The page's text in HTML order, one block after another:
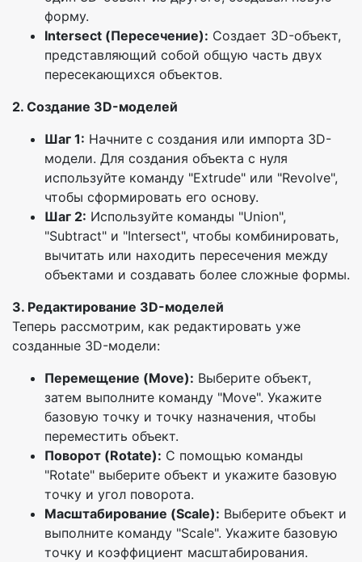
форму.
Intersect (Пересечение): Создает 3D-объект,
представляющий собой общую часть двух
пересекающихся объектов.
2. Создание 3D-моделей
Шаг 1: Начните с создания или импорта 3D-
модели. Для создания объекта с нуля
используйте команду "Extrude" или "Revolve",
чтобы сформировать его основу.
Шаг 2: Используйте команды "Union",
"Subtract" и "Intersect", чтобы комбинировать,
вычитать или находить пересечения между
объектами и создавать более сложные формы.
3. Редактирование 3D-моделей
Теперь рассмотрим, как редактировать уже
созданные 3D-модели:
Перемещение (Move): Выберите объект,
затем выполните команду "Move". Укажите
базовую точку и точку назначения, чтобы
переместить объект.
Поворот (Rotate): С помощью команды
"Rotate" выберите объект и укажите базовую
точку и угол поворота.
Масштабирование (Scale): Выберите объект и
выполните команду "Scale". Укажите базовую
точку и коэффициент масштабирования.